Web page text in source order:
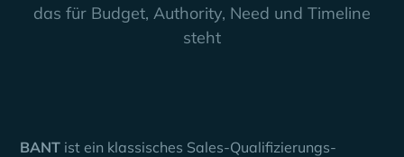
das für Budget, Authority, Need und Timeline
steht
BANT ist ein klassisches Sales-Qualifizierungs-